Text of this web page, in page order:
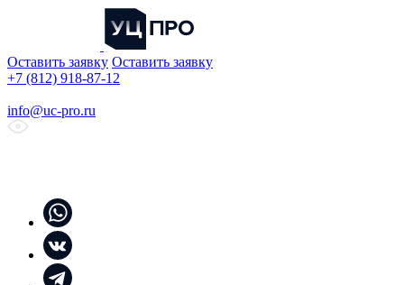
Оставить заявку Оставить заявку
+7 (812) 918-87-12
info@uc-pro.ru